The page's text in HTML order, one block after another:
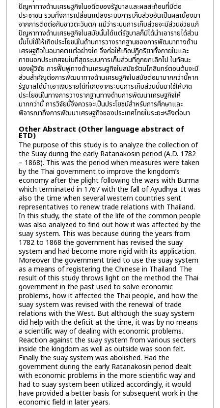
ปัญหาทางด้านเศรษฐกิจในอดีตของรัฐบาลและผลสะท้อนที่มีต่อ
ประชาชน รวมทั้งการเปลี่ยนแปลงระบบการเก็บส่วยอันเป็นผลเนื่องมา
จากการติดต่อกับชาวตะวันตก แม้ว่าระบบการเก็บส่วยจะมีส่วนช่วยแก้
ปัญหาทางด้านเศรษฐกิจในสมัยนั้นได้แต่รัฐบาลก็มิได้นำเอารายได้ส่วน
นั้นไปใช้ให้เกิดประโยชน์ในด้านการวางรากฐานของการพัฒนาทางด้าน
เศรษฐกิจในอนาคตแต่อย่างใด จึงก่อให้เกิดปฏิกริยาทั้งภายในและ
ภายนอกประเทศจนในที่สุดระบบการเก็บส่วนที่ถูกยกเลิกไป ในทัศนะ
ของผู้วิจัย การฟื้นฟูทางด้านเศรษฐกิจในสมัยรัตนโกสินทร์ตอนต้นจะมี
ส่วนสำคัญต่อการพัฒนาทางด้านเศรษฐกิจในสมัยต่อมามากกว่านี้หาก
รัฐบาลได้นำเอาเงินรายได้ที่เกิดจากระบบการเก็บส่วนนั้นมาใช้ให้เกิด
ประโยชน์ในทางการวางรากฐานทางด้านการพัฒนาเศรษฐกิจให้
มากกว่านี้ การวิจัยนี้จึงควรจะเป็นประโยชน์สำหรับการศึกษาและ
พิจารณาถึงการพัฒนาเศรษฐกิจของประเทศไทยในระยะหลังต่อมา
Other Abstract (Other language abstract of
ETD)
The purpose of this study is to analyze the collection of
the Suay during the early Ratanakosin period (A.D. 1782
– 1868). This was the period when measures were taken
by the Thai government to improve the kingdom’s
economy after the plight following the wars with Burma
which terminated in 1767 with the fall of Ayudhya. It was
also the time when several western countries sent
representatives to renew trade relations with Thailand.
In this study, the state of the life of the common people
was also analyzed to find out how it was affected by the
suay system. This was because during the years from
1782 to 1868 the government has revised the suay
system and had become more rigid with its application.
Moreover the government tried to use the suay system
as a means of registering the Chinese in Thailand. The
result of this study throws light on the method the Thai
government in the past used to solve economic
problems, how it affected the Thai people, and how the
suay system was revised with the renewal of trade
relations with the West. But although the suay system
did help with the deficit at the time, it was by no means
a scientific way of dealing with economic problems.
Reaction against the suay system from various secters
inside the kingdom as well as outside was soon felt.
Finally the suay system was abolished. Had the
government during the early Ratanakosin period dealt
with economic problems in the more scientific way and
had to suay system been utilized accordingly, it would
have provided a better basis for subsequent work in the
economic field in later years.